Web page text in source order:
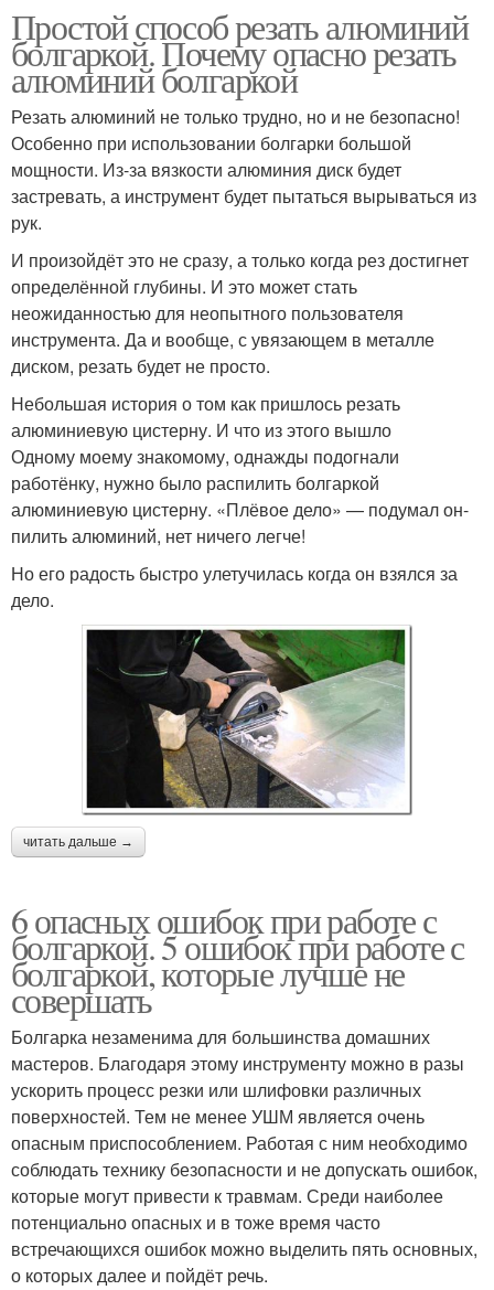
Простой способ резать алюминий
болгаркой. Почему опасно резать
алюминий болгаркой
Резать алюминий не только трудно, но и не безопасно!
Особенно при использовании болгарки большой
мощности. Из-за вязкости алюминия диск будет
застревать, а инструмент будет пытаться вырываться из
рук.
И произойдёт это не сразу, а только когда рез достигнет
определённой глубины. И это может стать
неожиданностью для неопытного пользователя
инструмента. Да и вообще, с увязающем в металле
диском, резать будет не просто.
Небольшая история о том как пришлось резать
алюминиевую цистерну. И что из этого вышло
Одному моему знакомому, однажды подогнали
работёнку, нужно было распилить болгаркой
алюминиевую цистерну. «Плёвое дело» — подумал он-
пилить алюминий, нет ничего легче!
Но его радость быстро улетучилась когда он взялся за
дело.
читать дальше →
6 опасных ошибок при работе с
болгаркой. 5 ошибок при работе с
болгаркой, которые лучше не
совершать
Болгарка незаменима для большинства домашних
мастеров. Благодаря этому инструменту можно в разы
ускорить процесс резки или шлифовки различных
поверхностей. Тем не менее УШМ является очень
опасным приспособлением. Работая с ним необходимо
соблюдать технику безопасности и не допускать ошибок,
которые могут привести к травмам. Среди наиболее
потенциально опасных и в тоже время часто
встречающихся ошибок можно выделить пять основных,
о которых далее и пойдёт речь.